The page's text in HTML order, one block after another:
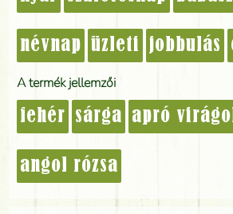
névnap üzleti jobbulás
A termék jellemzői
fehér sárga apró
angol rózsa